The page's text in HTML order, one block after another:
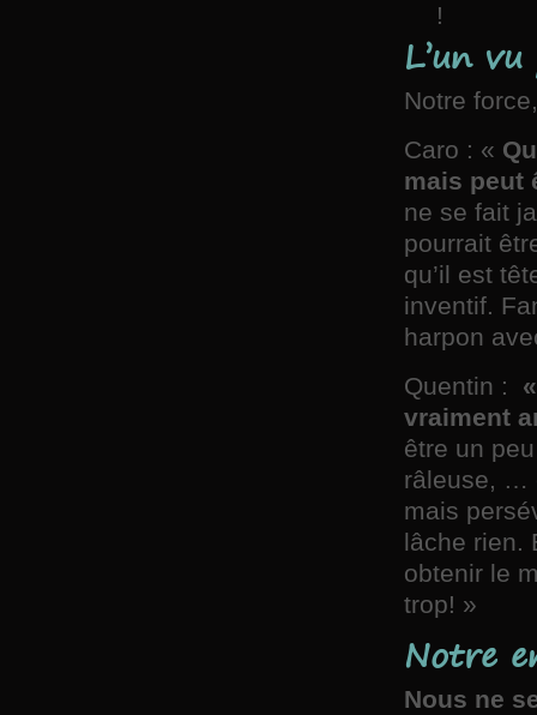
!
L’un
Notre
Caro : «
mais peut
ne se fait
pourrait
qu’il est
inventif.
harpon
Quentin :
vraiment
être un
râleuse, …
mais
lâche rien.
obtenir le
trop! »
Notre
Nous ne